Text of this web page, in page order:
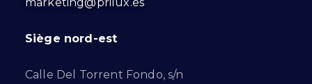
Siège nord-est
Calle Del Torrent Fondo, s/n